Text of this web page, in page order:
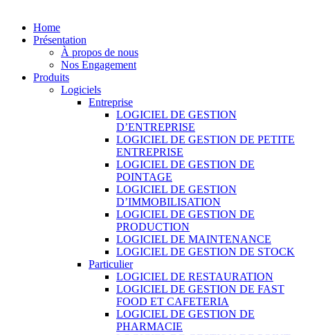
Home
Présentation
À propos de nous
Nos Engagement
Produits
Logiciels
Entreprise
LOGICIEL DE GESTION
D’ENTREPRISE
LOGICIEL DE GESTION DE PETITE
ENTREPRISE
LOGICIEL DE GESTION DE
POINTAGE
LOGICIEL DE GESTION
D’IMMOBILISATION
LOGICIEL DE GESTION DE
PRODUCTION
LOGICIEL DE MAINTENANCE
LOGICIEL DE GESTION DE STOCK
Particulier
LOGICIEL DE RESTAURATION
LOGICIEL DE GESTION DE FAST
FOOD ET CAFETERIA
LOGICIEL DE GESTION DE
PHARMACIE